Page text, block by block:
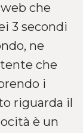
che
3 secondi
ne
che
i
riguarda il
è un